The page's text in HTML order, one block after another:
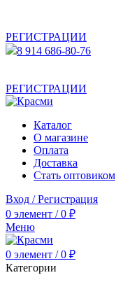
РЕГИСТРАЦИИ
8 914 686-80-76
РЕГИСТРАЦИИ
Каталог
О магазине
Оплата
Доставка
Стать оптовиком
Вход / Регистрация
0 элемент / 0 ₽
Меню
0 элемент / 0 ₽
Категории